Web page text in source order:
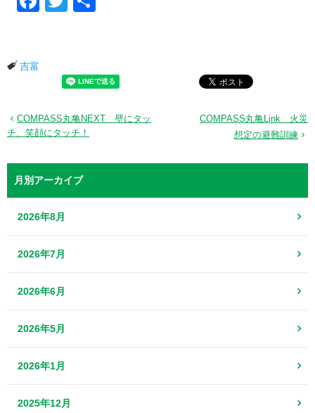
吉富
COMPASS丸亀NEXT 壁にタッ
チ、笑顔にタッチ！
COMPASS丸亀Link 火災
想定の避難訓練
月別アーカイブ
2026年8月
2026年7月
2026年6月
2026年5月
2026年1月
2025年12月